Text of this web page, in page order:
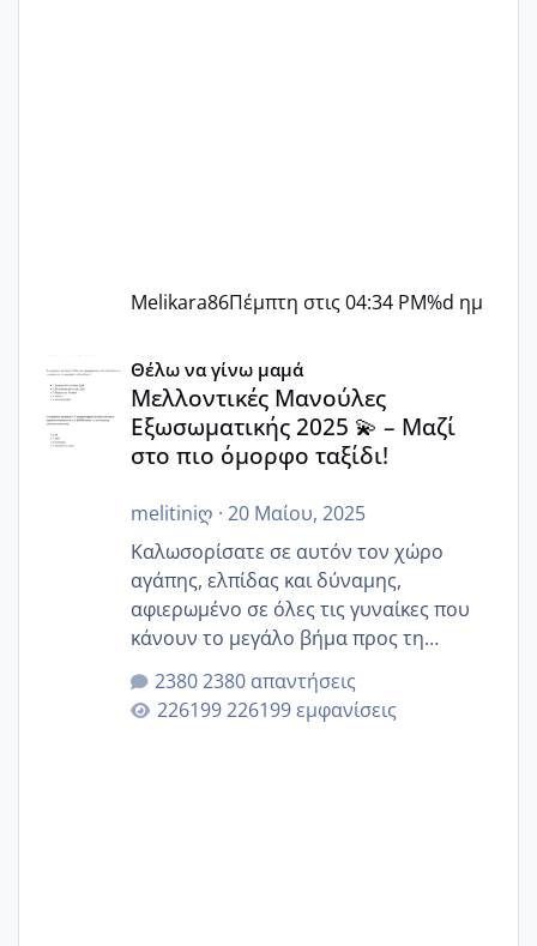
Melikara86Πέμπτη στις 04:34 PM%d ημ
Μελλοντικές Μανούλες Εξωσωματικής 2025 💫 – Μαζί
Θέλω να γίνω μαμά
Μελλοντικές Μανούλες
Εξωσωματικής 2025 💫 – Μαζί
στο πιο όμορφο ταξίδι!
melitiniღ · 20 Μαίου, 2025
Καλωσορίσατε σε αυτόν τον χώρο
αγάπης, ελπίδας και δύναμης,
αφιερωμένο σε όλες τις γυναίκες που
κάνουν το μεγάλο βήμα προς τη
μητρότητα μέσω εξωσωματικής το 2025.
Εδώ θα μοιραστούμε αγωνίες, χαρές,
εμπειρίες και κάθε μικρή ή μεγάλη
2380 απαντήσεις
226199 εμφανίσεις